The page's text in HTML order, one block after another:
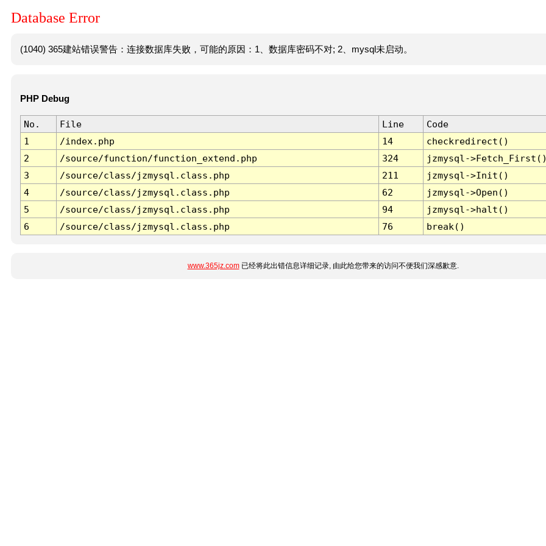
Database Error
(1040) 365建站错误警告：连接数据库失败，可能的原因：1、数据库密码不对; 2、mysql未启动。
PHP Debug
No. File Line
Code
1
/index.php 14
checkredirect()
2
/source/function/function_extend.php 324
jzmysql-
3
/source/class/jzmysql.class.php 211
jzmysql->Init()
4
/source/class/jzmysql.class.php 62
jzmysql->Open()
5
/source/class/jzmysql.class.php 94
jzmysql->halt()
6
/source/class/jzmysql.class.php 76 break()
www.365jz.com已经将此出错信息详细记录, 由此给您带来的访问不便我们深感歉意.